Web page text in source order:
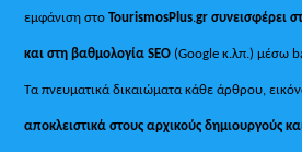
εμφάνιση στοTourismosPlus.gr συνεισφέρει
και στη βαθμολογία SEO (Google κ.λπ.) μέσω
Τα πνευματικά δικαιώματα κάθε άρθρου,
αποκλειστικά στους αρχικούς δημιουργούς